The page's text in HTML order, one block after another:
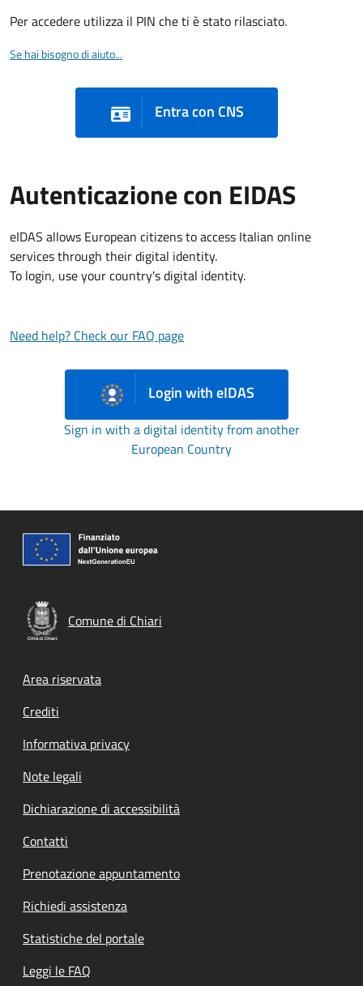
Per accedere utilizza il PIN che ti è stato rilasciato.
Se hai bisogno di aiuto...
Entra con CNS
Autenticazione con EIDAS
eIDAS allows European citizens to access Italian online
services through their digital identity.
To login, use your country's digital identity.
Need help? Check our FAQ page
Login with eIDAS
Sign in with a digital identity from another
European Country
Comune di Chiari
Footer menu
Area riservata
Crediti
Informativa privacy
Note legali
Dichiarazione di accessibilità
Contatti
Prenotazione appuntamento
Richiedi assistenza
Statistiche del portale
Leggi le FAQ